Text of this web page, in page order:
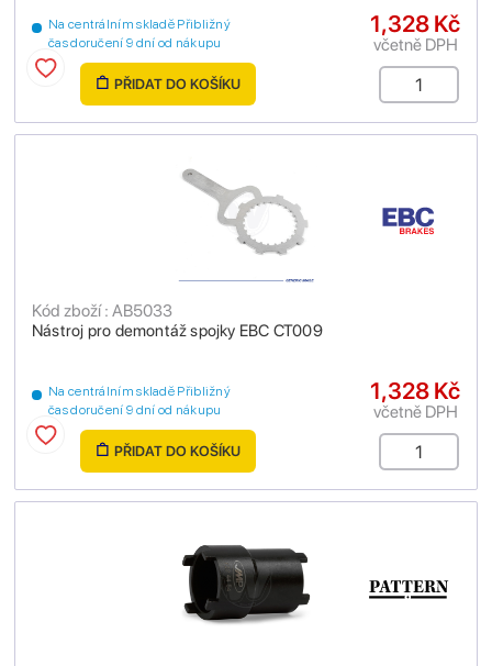
Na centrálním skladě Přibližný
čas doručení 9 dní od nákupu
1,328 Kč
včetně DPH
PŘIDAT DO KOŠÍKU
Nástroj pro demontáž spojky EBC CT009
Kód zboží : AB5033
Na centrálním skladě Přibližný
čas doručení 9 dní od nákupu
1,328 Kč
včetně DPH
PŘIDAT DO KOŠÍKU